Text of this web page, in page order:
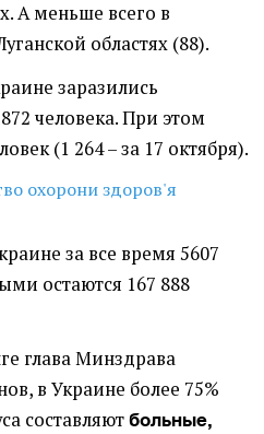
А меньше всего в
областях (88).
заразились
человека. При этом
(1 264 – за 17 октября).
за все время 5607
остаются 167 888
глава Минздрава
в Украине более 75%
составляют больные,